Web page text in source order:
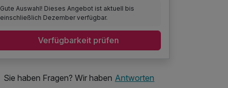
Gute Auswahl! Dieses Angebot ist aktuell bis
einschließlich Dezember verfügbar.
Verfügbarkeit prüfen
Sie haben Fragen? Wir haben Antworten